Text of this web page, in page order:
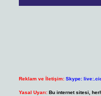
Reklam ve İletişim: Skype:
Yasal Uyarı: Bu internet sitesi,